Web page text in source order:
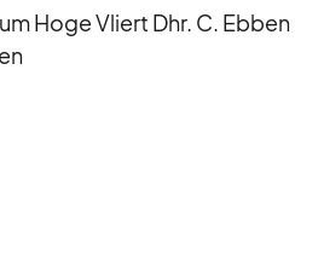
Hoge Vliert Dhr. C. Ebben
openingstijden